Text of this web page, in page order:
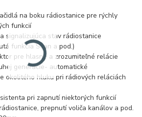
na boku rádiostanice pre rýchly
funkcií
signalizujúca stav rádiostanice
funkcia Scan a pod.)
pre hlasné a zrozumiteľné relácie
generácie- automatické
okolitého hluku pri rádiových reláciách
pri zapnutí niektorých funkcií
prepnutí voliča kanálov a pod.